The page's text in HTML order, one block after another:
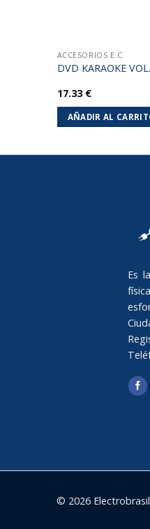
ACCESORIOS E.C.
DVD KARAOKE
17.33 €
AÑADIR AL
Es
© 2026 Electrobrasil